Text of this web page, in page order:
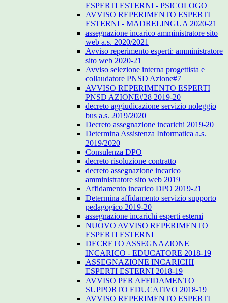
ESPERTI ESTERNI - PSICOLOGO
AVVISO REPERIMENTO ESPERTI
ESTERNI - MADRELINGUA 2020-21
assegnazione incarico amministratore sito
web a.s. 2020/2021
Avviso reperimento esperti: amministratore
sito web 2020-21
Avviso selezione interna progettista e
collaudatore PNSD Azione#7
AVVISO REPERIMENTO ESPERTI
PNSD AZIONE#28 2019-20
decreto aggiudicazione servizio noleggio
bus a.s. 2019/2020
Decreto assegnazione incarichi 2019-20
Determina Assistenza Informatica a.s.
2019/2020
Consulenza DPO
decreto risoluzione contratto
decreto assegnazione incarico
amministratore sito web 2019
Affidamento incarico DPO 2019-21
Determina affidamento servizio supporto
pedagogico 2019-20
assegnazione incarichi esperti esterni
NUOVO AVVISO REPERIMENTO
ESPERTI ESTERNI
DECRETO ASSEGNAZIONE
INCARICO - EDUCATORE 2018-19
ASSEGNAZIONE INCARICHI
ESPERTI ESTERNI 2018-19
AVVISO PER AFFIDAMENTO
SUPPORTO EDUCATIVO 2018-19
AVVISO REPERIMENTO ESPERTI